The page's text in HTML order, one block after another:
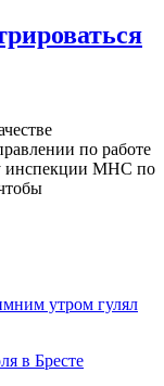
по работе
инспекции МНС по
утром гулял
в Бресте